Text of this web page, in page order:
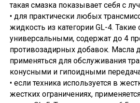
такая смазка показывает себя с
• для практически любых
жидкость из категории GL-4.
универсальными, содержат до 4
противозадирных добавок. Масла
применяться для обслуживания
конусными и гипоидными
• если техника используется в
жестких ограничениях,